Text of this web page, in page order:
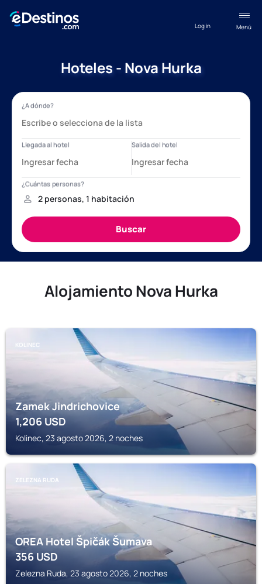
Menú
Log in
Hoteles - Nova Hurka
Alojamiento Nova Hurka
KOLINEC
Zamek Jindrichovice
1,206 USD
Kolinec, 23 agosto 2026, 2 noches
ZELEZNA RUDA
OREA Hotel Špičák Šumava
356USD
Zelezna Ruda, 23 agosto 2026, 2 noches